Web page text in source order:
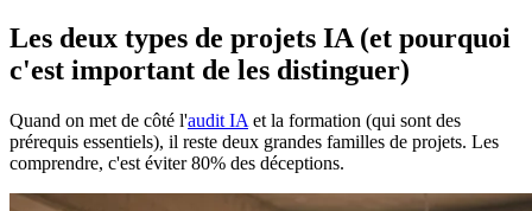
Les deux types de projets IA (et pourquoi
c'est important de les distinguer)
Quand on met de côté l'audit IA et la formation (qui sont des
prérequis essentiels), il reste deux grandes familles de projets. Les
comprendre, c'est éviter 80% des déceptions.